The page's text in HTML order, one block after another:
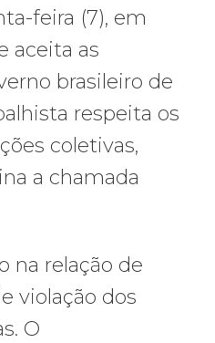
feira (7), em
aceita as
brasileiro de
respeita os
coletivas,
a chamada
na relação de
violação dos
O